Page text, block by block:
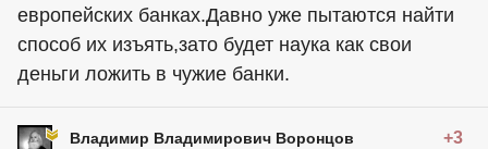
европейских банках.Давно уже пытаются найти
способ их изъять,зато будет наука как свои
деньги ложить в чужие банки.
Владимир Владимирович Воронцов +3